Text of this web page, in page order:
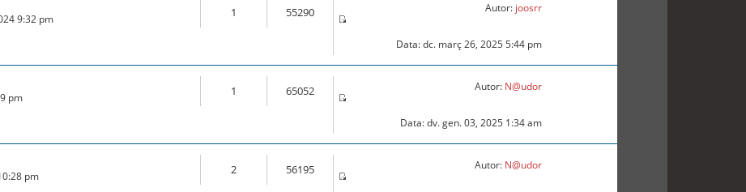
9:32 pm 1 55290 Autor: joosrr
Data: dc. març 26, 2025 5:44 pm
pm 1 65052 Autor: N@udor
Data: dv. gen. 03, 2025 1:34 am
pm 2 56195 Autor: N@udor